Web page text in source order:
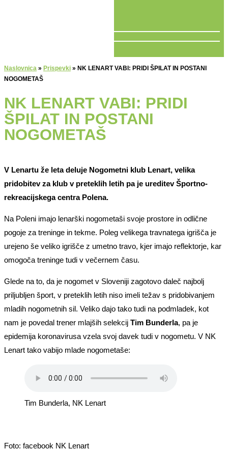
Naslovnica » Prispevki » NK LENART VABI: PRIDI ŠPILAT IN POSTANI
NOGOMETAŠ
NK LENART VABI: PRIDI
ŠPILAT IN POSTANI
NOGOMETAŠ
V Lenartu že leta deluje Nogometni klub Lenart, velika
pridobitev za klub v preteklih letih pa je ureditev Športno-
rekreacijskega centra Polena.
Na Poleni imajo lenarški nogometaši svoje prostore in odlične
pogoje za treninge in tekme. Poleg velikega travnatega igrišča je
urejeno še veliko igrišče z umetno travo, kjer imajo reflektorje, kar
omogoča treninge tudi v večernem času.
Glede na to, da je nogomet v Sloveniji zagotovo daleč najbolj
priljubljen šport, v preteklih letih niso imeli težav s pridobivanjem
mladih nogometnih sil. Veliko dajo tako tudi na podmladek, kot
nam je povedal trener mlajših selekcij Tim Bunderla, pa je
epidemija koronavirusa vzela svoj davek tudi v nogometu. V NK
Lenart tako vabijo mlade nogometaše:
Tim Bunderla, NK Lenart
Foto: facebook NK Lenart